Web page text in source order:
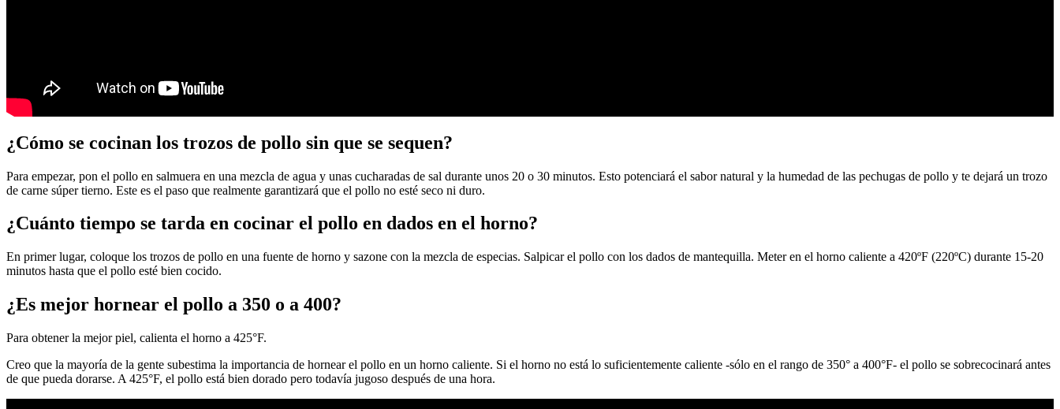
¿Cómo se cocinan los trozos de pollo sin que se sequen?
Para empezar, pon el pollo en salmuera en una mezcla de agua y unas cucharadas de sal durante unos 20 o 30 minutos. Esto potenciará el sabor natural y la humedad de las pechugas de pollo y te dejará un trozo
de carne súper tierno. Este es el paso que realmente garantizará que el pollo no esté seco ni duro.
¿Cuánto tiempo se tarda en cocinar el pollo en dados en el horno?
En primer lugar, coloque los trozos de pollo en una fuente de horno y sazone con la mezcla de especias. Salpicar el pollo con los dados de mantequilla. Meter en el horno caliente a 420ºF (220ºC) durante 15-20
minutos hasta que el pollo esté bien cocido.
¿Es mejor hornear el pollo a 350 o a 400?
Para obtener la mejor piel, calienta el horno a 425°F.
Creo que la mayoría de la gente subestima la importancia de hornear el pollo en un horno caliente. Si el horno no está lo suficientemente caliente -sólo en el rango de 350° a 400°F- el pollo se sobrecocinará antes
de que pueda dorarse. A 425°F, el pollo está bien dorado pero todavía jugoso después de una hora.